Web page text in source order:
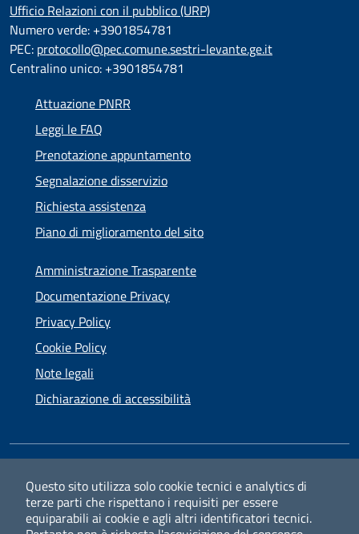
Questo sito utilizza solo cookie tecnici e analytics di
terze parti che rispettano i requisiti per essere
equiparabili ai cookie e agli altri identificatori tecnici.
Ufficio Relazioni con il pubblico (URP)
Numero verde: +3901854781
PEC: protocollo@pec.comune.sestri-levante.ge.it
Centralino unico: +3901854781
Attuazione PNRR
Leggi le FAQ
Prenotazione appuntamento
Segnalazione disservizio
Richiesta assistenza
Piano di miglioramento del sito
Amministrazione Trasparente
Documentazione Privacy
Privacy Policy
Cookie Policy
Note legali
Dichiarazione di accessibilità
FacebookInstagram